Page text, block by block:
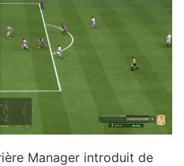
Manager introduit de